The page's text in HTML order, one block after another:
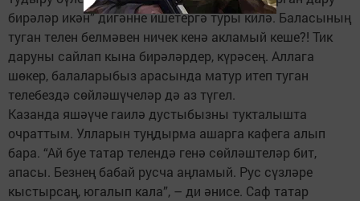
бирәләр икән” дигәнне ишетергә туры килә. Баласының
туган телен белмәвен ничек кенә акламый кеше?! Тик
даруны сайлап кына бирәләрдер, күрәсең. Аллага
шөкер, балаларыбыз арасында матур итеп туган
телебездә сөйләшүчеләр дә аз түгел.
Казанда яшәүче гаилә дустыбызны тукталышта
очраттым. Улларын туңдырма ашарга кафега алып
бара. “Ай буе татар телендә генә сөйләштеләр бит,
апасы. Безнең бабай русча аңламый. Рус сүзләре
кыстырсаң, югалып кала”, – ди әнисе. Саф татар